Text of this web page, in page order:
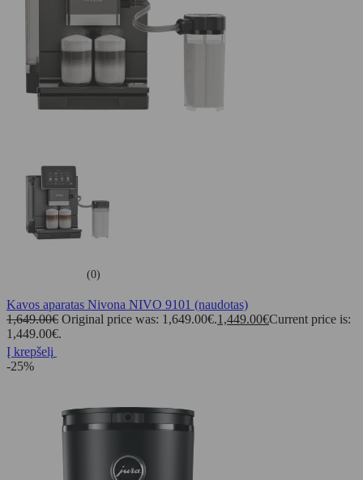
(0)
Kavos aparatas Nivona NIVO 9101 (naudotas)
1,649.00€ Original price was: 1,649.00€.1,449.00€Current price is:
1,449.00€.
Į krepšelį
-25%